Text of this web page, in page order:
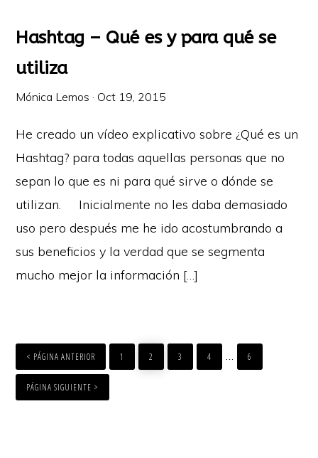
Hashtag – Qué es y para qué se
utiliza
Mónica Lemos · Oct 19, 2015
He creado un vídeo explicativo sobre ¿Qué es un
Hashtag? para todas aquellas personas que no
sepan lo que es ni para qué sirve o dónde se
utilizan. Inicialmente no les daba demasiado
uso pero después me he ido acostumbrando a
sus beneficios y la verdad que se segmenta
mucho mejor la información […]
< PÁGINA ANTERIOR
PAGE
1
PAGE
2
PAGE
3
PAGE
4
Interim
…
PAGE
6
PÁGINA SIGUIENTE >